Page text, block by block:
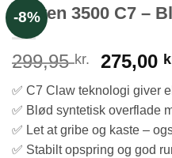
-8%
Molten 3500 C7 –
299,95kr.
Den
pris
var:
299,95
275,00
✅ C7 Claw teknologi giver
✅ Blød syntetisk overflade
✅ Let at gribe og kaste –
✅ Stabilt opspring og god